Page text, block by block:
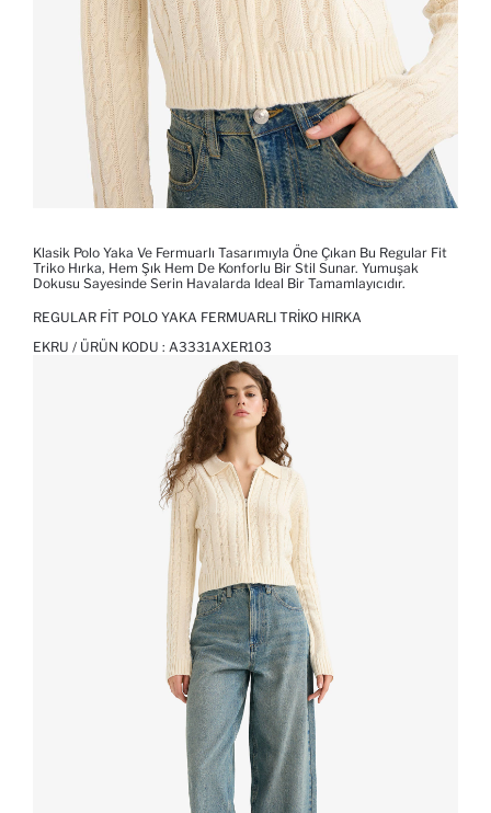
Klasik Polo Yaka Ve Fermuarlı Tasarımıyla Öne Çıkan Bu Regular Fit
Triko Hırka, Hem Şık Hem De Konforlu Bir Stil Sunar. Yumuşak
Dokusu Sayesinde Serin Havalarda Ideal Bir Tamamlayıcıdır.
REGULAR FIT POLO YAKA FERMUARLI TRIKO HIRKA
EKRU / ÜRÜN KODU : A3331AXER103